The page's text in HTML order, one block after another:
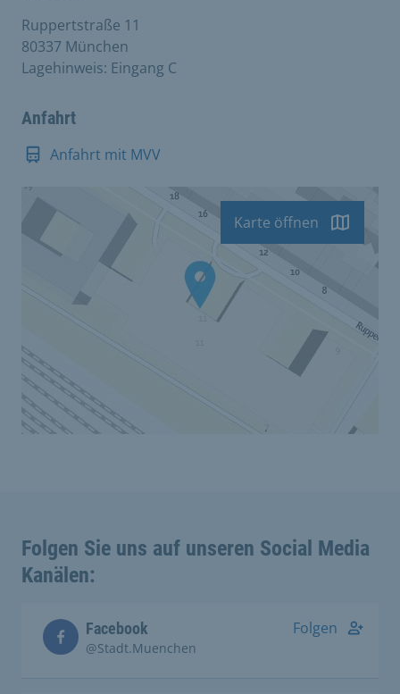
Ruppertstraße 11
80337 München
Lagehinweis: Eingang C
Anfahrt
Anfahrt mit MVV
Karte öffnen
Folgen Sie uns auf unseren Social Media
Kanälen:
Facebook
@Stadt.Muenchen
Folgen